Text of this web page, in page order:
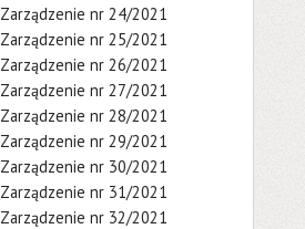
Zarządzenie nr 24/2021
Zarządzenie nr 25/2021
Zarządzenie nr 26/2021
Zarządzenie nr 27/2021
Zarządzenie nr 28/2021
Zarządzenie nr 29/2021
Zarządzenie nr 30/2021
Zarządzenie nr 31/2021
Zarządzenie nr 32/2021